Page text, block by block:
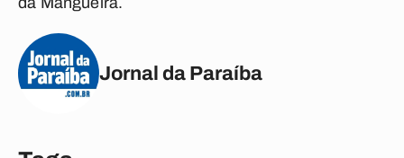
Jornal da Paraíba